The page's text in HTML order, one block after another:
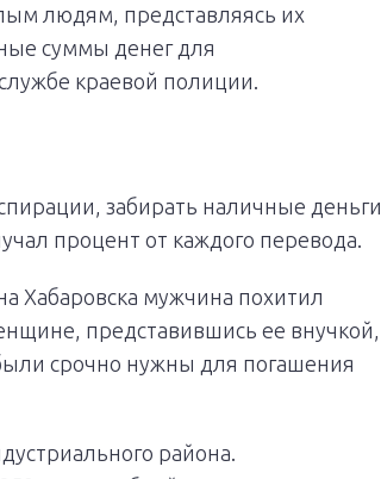
людям, представляясь их
суммы денег для
краевой полиции.
забирать наличные деньги
процент от каждого перевода.
Хабаровска мужчина похитил
представившись ее внучкой,
срочно нужны для погашения
района.